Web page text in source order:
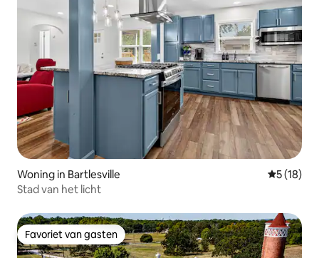
Woning in Bartlesville
5 (18)
Stad van het licht
Favoriet van gasten
Favoriet van gasten